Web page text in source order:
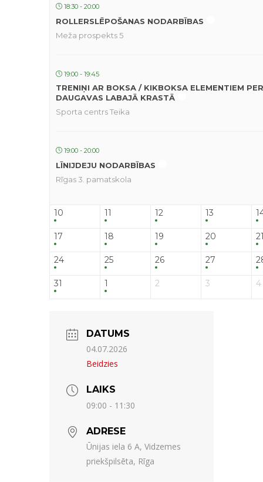
18:30 - 20:00
ROLLERSLĒPOŠANAS NODARBĪBAS
Meža prospekts 5
19:00 - 19:45
TRENIŅI AR BOKSA / KIKBOKSA ELEMENTIEM
DAUGAVAS LABAJĀ KRASTĀ
Sporta centrs Teika
19:00 - 20:00
LĪNIJDEJU NODARBĪBAS
Rīgas 3. pamatskola
10 11 12 13
17 18 19 20
24 25 26 27
31 1 2 3 4
DATUMS
04.07.2026
Beidzies
LAIKS
09:00 - 11:30
ADRESE
Ūnijas iela 6 A, Vidzemes
priekšpilsēta, Rīga